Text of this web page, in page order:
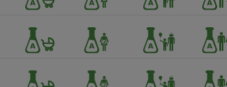
Appareil photo
numérique
Électricité - Gaz